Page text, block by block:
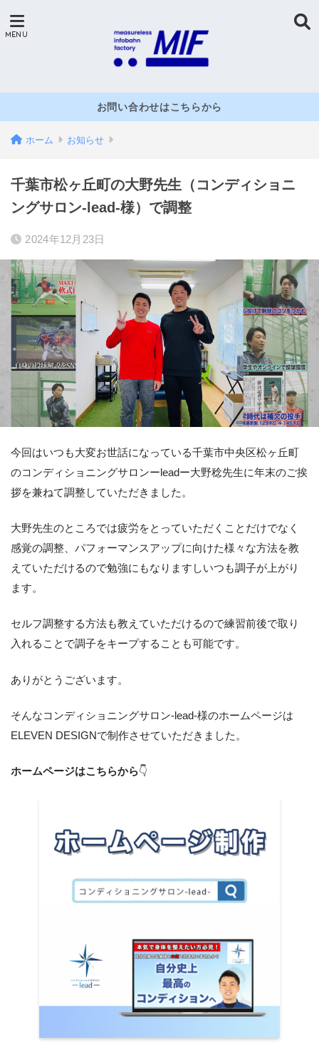
お問い合わせはこちらから
ホーム お知らせ
千葉市松ヶ丘町の大野先生（コンディショニ
ングサロン-lead-様）で調整
2024年12月23日
今回はいつも大変お世話になっている千葉市中央区松ヶ丘町
のコンディショニングサロンーleadー大野稔先生に年末のご挨
拶を兼ねて調整していただきました。
大野先生のところでは疲労をとっていただくことだけでなく
感覚の調整、パフォーマンスアップに向けた様々な方法を教
えていただけるので勉強にもなりますしいつも調子が上がり
ます。
セルフ調整する方法も教えていただけるので練習前後で取り
入れることで調子をキープすることも可能です。
ありがとうございます。
そんなコンディショニングサロン-lead-様のホームページは
ELEVEN DESIGNで制作させていただきました。
ホームページはこちらから👇